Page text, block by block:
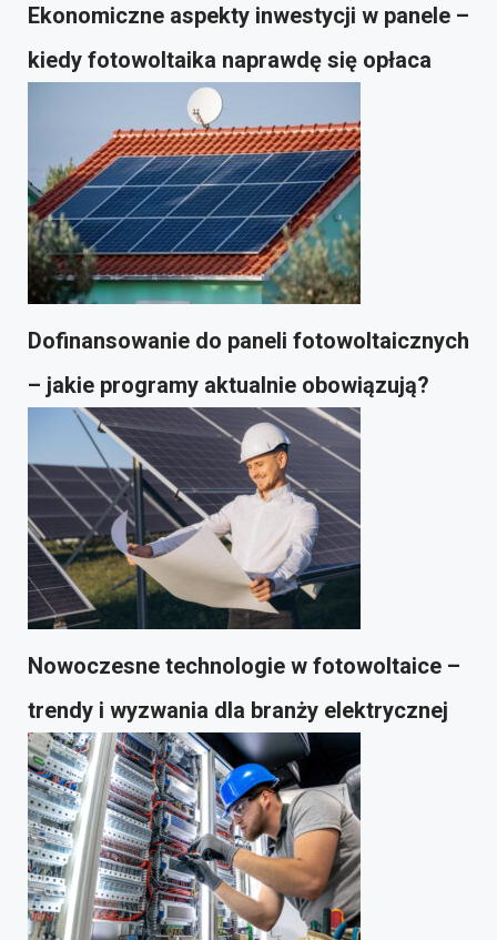
Ekonomiczne aspekty inwestycji w panele –
kiedy fotowoltaika naprawdę się opłaca
Dofinansowanie do paneli fotowoltaicznych
– jakie programy aktualnie obowiązują?
Nowoczesne technologie w fotowoltaice –
trendy i wyzwania dla branży elektrycznej